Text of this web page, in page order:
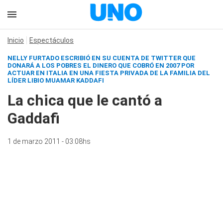
Inicio Espectáculos
NELLY FURTADO ESCRIBIÓ EN SU CUENTA DE TWITTER QUE
DONARÁ A LOS POBRES EL DINERO QUE COBRÓ EN 2007 POR
ACTUAR EN ITALIA EN UNA FIESTA PRIVADA DE LA FAMILIA DEL
LÍDER LIBIO MUAMAR KADDAFI
La chica que le cantó a
Gaddafi
1 de marzo 2011 - 03:08hs